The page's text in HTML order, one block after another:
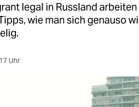
legal in Russland
wie man sich genauso
Uhr